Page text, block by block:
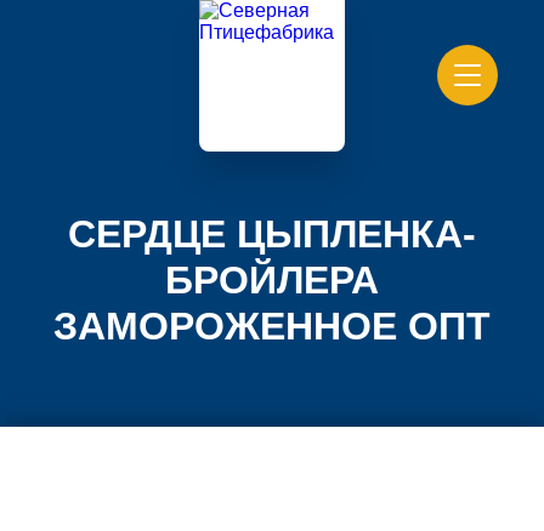
СЕРДЦЕ ЦЫПЛЕНКА-
БРОЙЛЕРА
ЗАМОРОЖЕННОЕ ОПТ